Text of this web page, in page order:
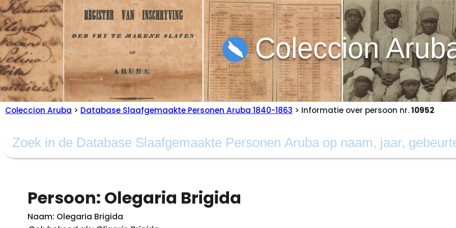
Coleccion
Coleccion Aruba > Database Slaafgemaakte Personen Aruba 1840-1863 > Informatie over persoon nr.10952
Persoon: Olegaria Brigida
Naam: Olegaria Brigida